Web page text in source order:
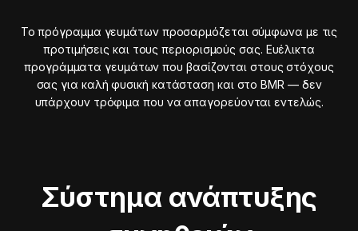
Το πρόγραμμα γευμάτων προσαρμόζεται σύμφωνα με τις
προτιμήσεις και τους περιορισμούς σας. Ευέλικτα
προγράμματα γευμάτων που βασίζονται στους στόχους
σας για καλή φυσική κατάσταση και στο BMR — δεν
υπάρχουν τρόφιμα που να απαγορεύονται εντελώς.
Σύστημα ανάπτυξης